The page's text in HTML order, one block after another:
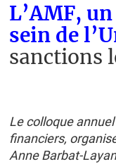
L’AMF,
sein de
sanctions
Le colloque
financiers,
Anne Barbat-